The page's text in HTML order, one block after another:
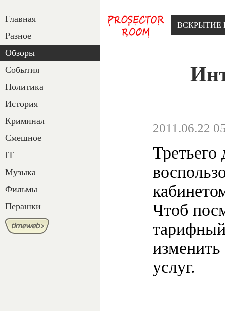
Главная
Разное
Обзоры
События
Политика
История
Криминал
Смешное
IT
Музыка
Фильмы
Перашки
ВСКРЫТИЕ
2011.06.22
Чтоб
услуг.